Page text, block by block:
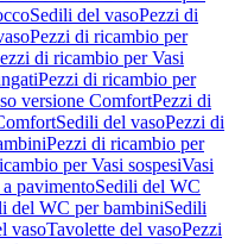
Sedili del vasoPezzi di
Pezzi di ricambio per
di ricambio per Vasi
Pezzi di ricambio per
versione ComfortPezzi di
Sedili del vasoPezzi di
Pezzi di ricambio per
per Vasi sospesiVasi
pavimentoSedili del WC
del WC per bambiniSedili
vasoTavolette del vasoPezzi